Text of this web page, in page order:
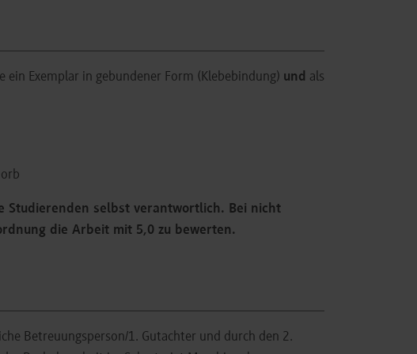
Exemplar in gebundener Form (Klebebindung) und als
Studierenden selbst verantwortlich. Bei nicht
die Arbeit mit 5,0 zu bewerten.
Betreuungsperson/1. Gutachter und durch den 2.